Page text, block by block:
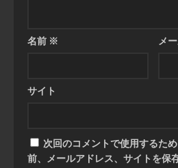
名前 ※ メ
サイト
次回のコメントで使用するた
前、メールアドレス、サイトを保